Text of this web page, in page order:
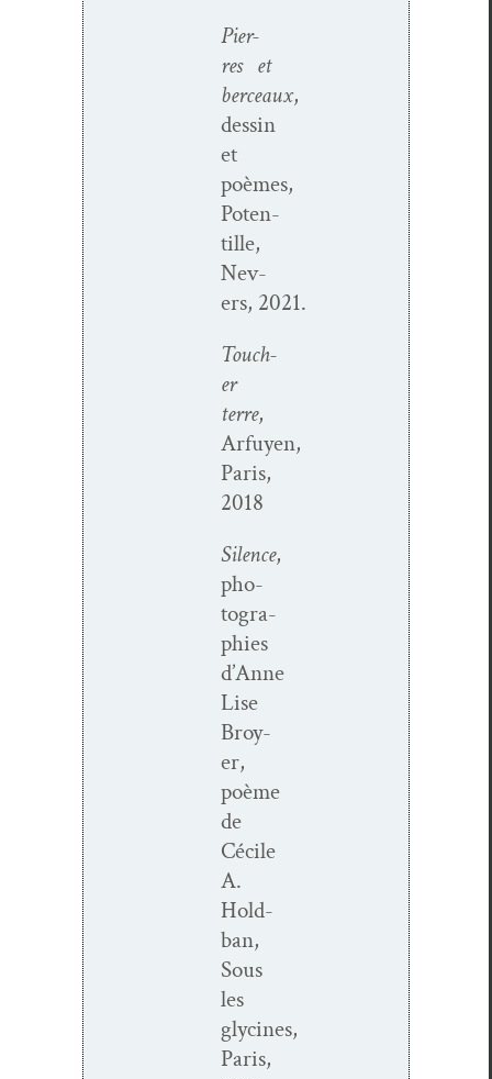
Pier­
res et
berceaux,
dessin
et
poèmes,
Poten­
tille,
Nev­
ers, 2021.
Touch­
er
terre,
Arfuyen,
Paris,
2018
Silence,
pho­
togra­
phies
d’Anne
Lise
Broy­
er,
poème
de
Cécile
A.
Hold­
ban,
Sous
les
glycines,
Paris,